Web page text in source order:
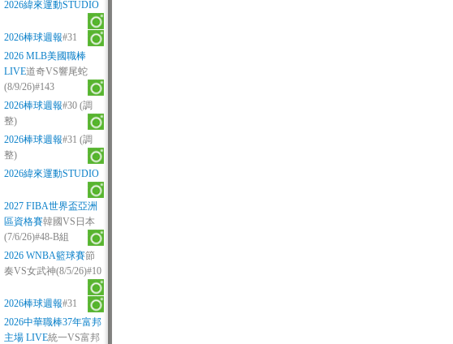
2026緯來運動STUDIO
2026棒球週報#31
2026 MLB美國職棒
LIVE道奇VS響尾蛇
(8/9/26)#143
2026棒球週報#30 (調
整)
2026棒球週報#31 (調
整)
2026緯來運動STUDIO
2027 FIBA世界盃亞洲
區資格賽韓國VS日本
(7/6/26)#48-B組
2026 WNBA籃球賽節
奏VS女武神(8/5/26)#10
2026棒球週報#31
2026中華職棒37年富邦
主場 LIVE統一VS富邦